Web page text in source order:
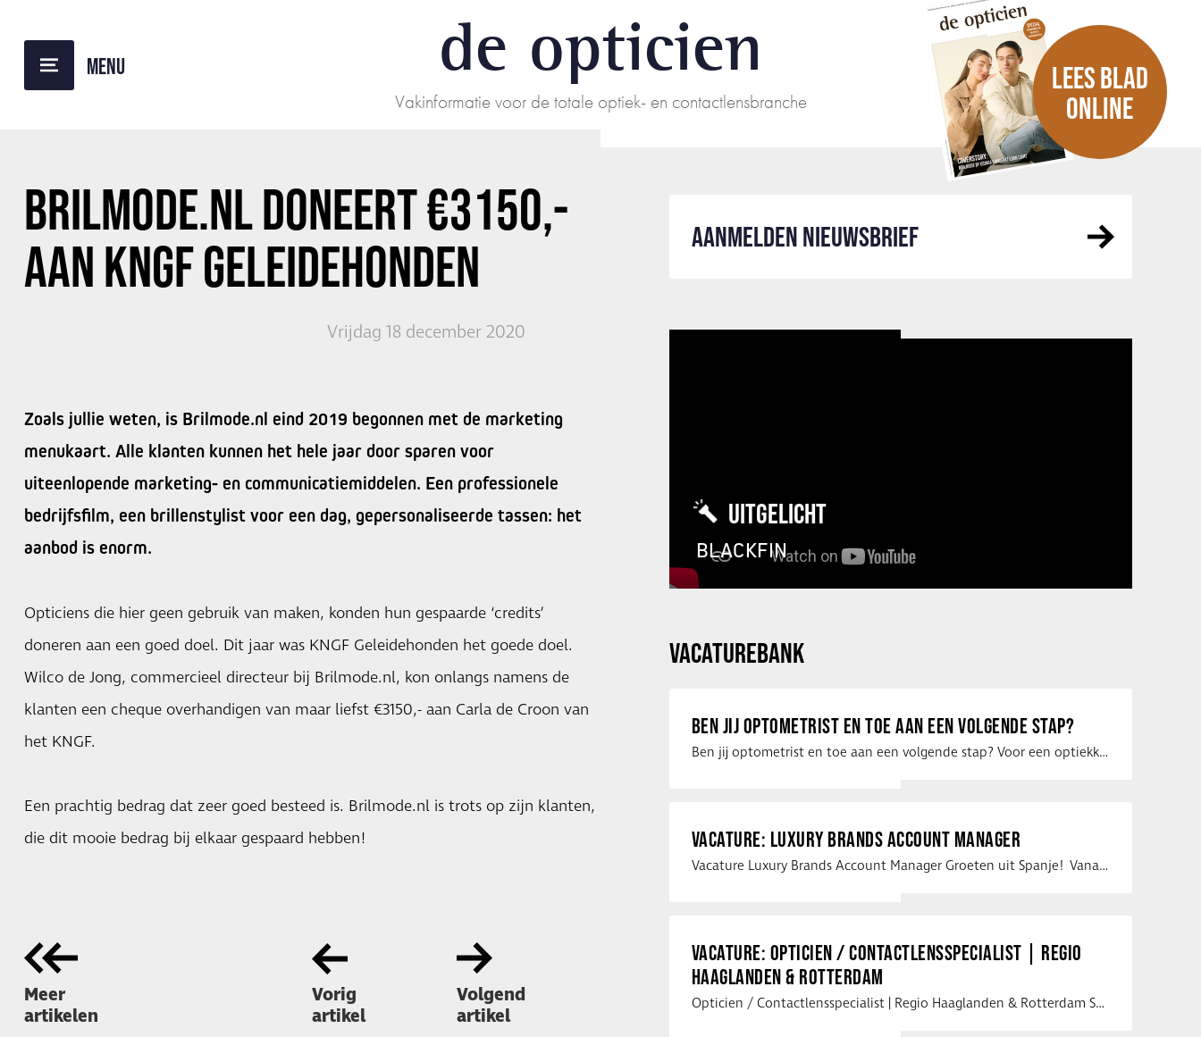
de opticien
Vakinformatie voor de totale optiek- en contactlensbranche
LEES BLAD
ONLINE
BRILMODE.NL DONEERT €3150,-
AAN KNGF GELEIDEHONDEN
Vrijdag 18 december 2020
Zoals jullie weten, is Brilmode.nl eind 2019 begonnen met de marketing
menukaart. Alle klanten kunnen het hele jaar door sparen voor
uiteenlopende marketing- en communicatiemiddelen. Een professionele
bedrijfsfilm, een brillenstylist voor een dag, gepersonaliseerde tassen: het
aanbod is enorm.
Opticiens die hier geen gebruik van maken, konden hun gespaarde ‘credits’
doneren aan een goed doel. Dit jaar was KNGF Geleidehonden het goede doel.
Wilco de Jong, commercieel directeur bij Brilmode.nl, kon onlangs namens de
klanten een cheque overhandigen van maar liefst €3150,- aan Carla de Croon van
het KNGF.
Een prachtig bedrag dat zeer goed besteed is. Brilmode.nl is trots op zijn klanten,
die dit mooie bedrag bij elkaar gespaard hebben!
Meer
artikelen
Vorig
artikel
Volgend
artikel
AANMELDEN NIEUWSBRIEF
UITGELICHT
BLACKFIN
VACATUREBANK
BEN JIJ OPTOMETRIST EN TOE AAN EEN VOLGENDE STAP?
Ben jij optometrist en toe aan een volgende stap? Voor een optiekketen is Eye …
VACATURE: LUXURY BRANDS ACCOUNT MANAGER
Vacature Luxury Brands Account Manager Groeten uit Spanje! Vanaf mijn …
VACATURE: OPTICIEN / CONTACTLENSSPECIALIST | REGIO
HAAGLANDEN & ROTTERDAM
Opticien / Contactlensspecialist | Regio Haaglanden & Rotterdam Saludos uit …